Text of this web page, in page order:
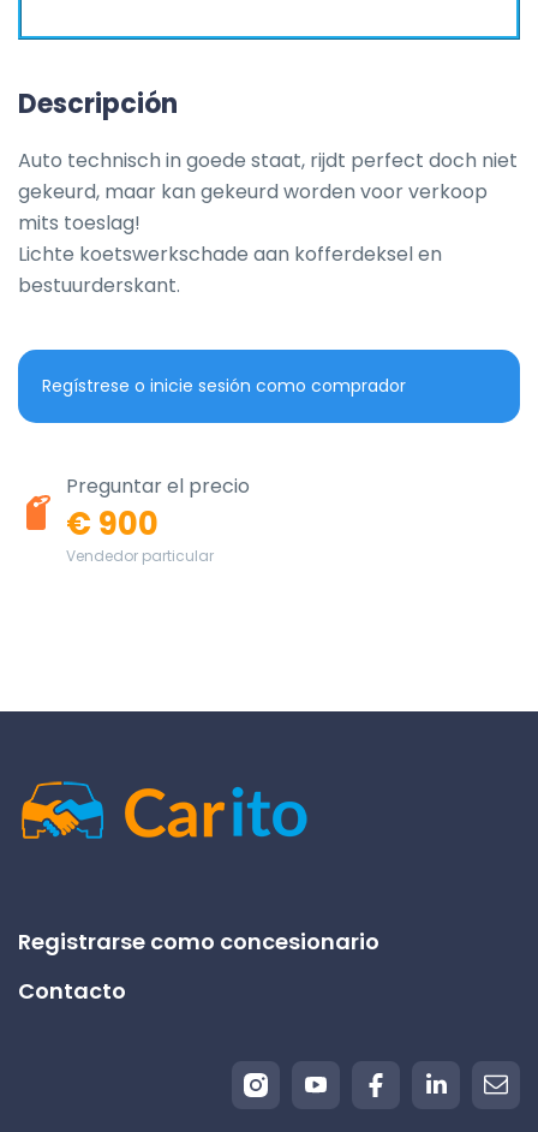
Descripción
Auto technisch in goede staat, rijdt perfect doch niet
gekeurd, maar kan gekeurd worden voor verkoop
mits toeslag!
Lichte koetswerkschade aan kofferdeksel en
bestuurderskant.
Regístrese o inicie sesión como comprador
Preguntar el precio
€ 900
Vendedor particular
Registrarse como concesionario
Contacto